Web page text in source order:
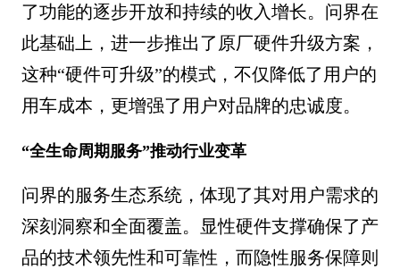
了功能的逐步开放和持续的收入增长。问界在
此基础上，进一步推出了原厂硬件升级方案，
这种“硬件可升级”的模式，不仅降低了用户的
用车成本，更增强了用户对品牌的忠诚度。
“全生命周期服务”推动行业变革
问界的服务生态系统，体现了其对用户需求的
深刻洞察和全面覆盖。显性硬件支撑确保了产
品的技术领先性和可靠性，而隐性服务保障则